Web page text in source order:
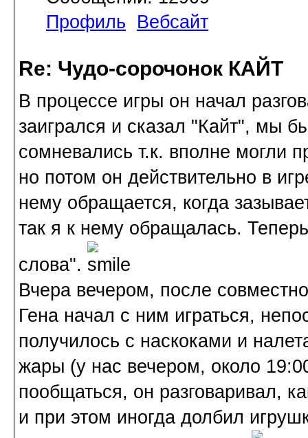
Профиль
Вебсайт
Re: Чудо-сорочонок КАЙТ
В процессе игры он начал
заигрался и сказал "Кайт", мы
сомневались т.к. вполне могли
но потом он действительно в
нему обращается, когда
так я к нему обращалась.
слова".
Вчера вечером, после
Гена начал с ним играться,
получилось с наскоками и
жары (у нас вечером, около
пообщаться, он разговаривал,
и при этом иногда долбил